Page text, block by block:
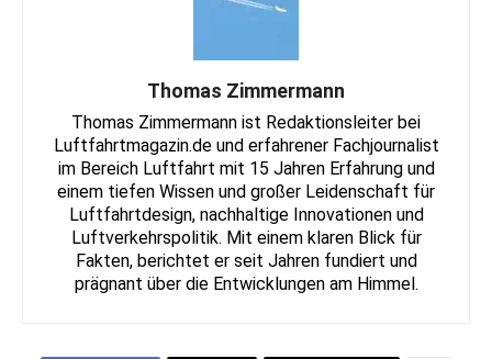
Thomas Zimmermann
Thomas Zimmermann ist Redaktionsleiter bei
Luftfahrtmagazin.de und erfahrener Fachjournalist
im Bereich Luftfahrt mit 15 Jahren Erfahrung und
einem tiefen Wissen und großer Leidenschaft für
Luftfahrtdesign, nachhaltige Innovationen und
Luftverkehrspolitik. Mit einem klaren Blick für
Fakten, berichtet er seit Jahren fundiert und
prägnant über die Entwicklungen am Himmel.